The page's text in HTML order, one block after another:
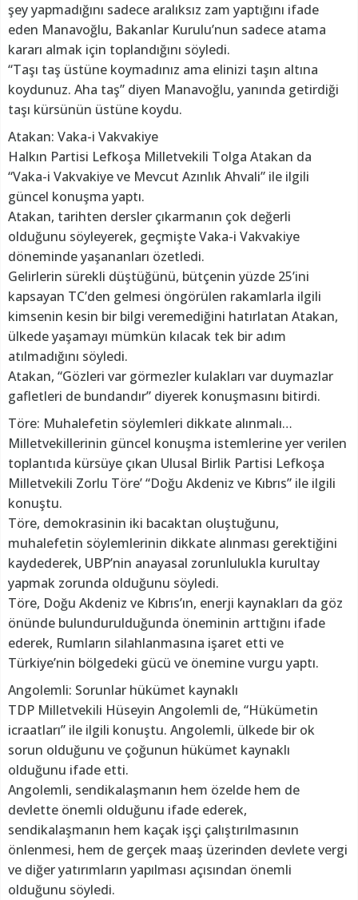
şey yapmadığını sadece aralıksız zam yaptığını ifade
eden Manavoğlu, Bakanlar Kurulu’nun sadece atama
kararı almak için toplandığını söyledi.
“Taşı taş üstüne koymadınız ama elinizi taşın altına
koydunuz. Aha taş” diyen Manavoğlu, yanında getirdiği
taşı kürsünün üstüne koydu.
Atakan: Vaka-i Vakvakiye
Halkın Partisi Lefkoşa Milletvekili Tolga Atakan da
“Vaka-i Vakvakiye ve Mevcut Azınlık Ahvali” ile ilgili
güncel konuşma yaptı.
Atakan, tarihten dersler çıkarmanın çok değerli
olduğunu söyleyerek, geçmişte Vaka-i Vakvakiye
döneminde yaşananları özetledi.
Gelirlerin sürekli düştüğünü, bütçenin yüzde 25’ini
kapsayan TC’den gelmesi öngörülen rakamlarla ilgili
kimsenin kesin bir bilgi veremediğini hatırlatan Atakan,
ülkede yaşamayı mümkün kılacak tek bir adım
atılmadığını söyledi.
Atakan, “Gözleri var görmezler kulakları var duymazlar
gafletleri de bundandır” diyerek konuşmasını bitirdi.
Töre: Muhalefetin söylemleri dikkate alınmalı…
Milletvekillerinin güncel konuşma istemlerine yer verilen
toplantıda kürsüye çıkan Ulusal Birlik Partisi Lefkoşa
Milletvekili Zorlu Töre’ “Doğu Akdeniz ve Kıbrıs” ile ilgili
konuştu.
Töre, demokrasinin iki bacaktan oluştuğunu,
muhalefetin söylemlerinin dikkate alınması gerektiğini
kaydederek, UBP’nin anayasal zorunlulukla kurultay
yapmak zorunda olduğunu söyledi.
Töre, Doğu Akdeniz ve Kıbrıs’ın, enerji kaynakları da göz
önünde bulundurulduğunda öneminin arttığını ifade
ederek, Rumların silahlanmasına işaret etti ve
Türkiye’nin bölgedeki gücü ve önemine vurgu yaptı.
Angolemli: Sorunlar hükümet kaynaklı
TDP Milletvekili Hüseyin Angolemli de, “Hükümetin
icraatları” ile ilgili konuştu. Angolemli, ülkede bir ok
sorun olduğunu ve çoğunun hükümet kaynaklı
olduğunu ifade etti.
Angolemli, sendikalaşmanın hem özelde hem de
devlette önemli olduğunu ifade ederek,
sendikalaşmanın hem kaçak işçi çalıştırılmasının
önlenmesi, hem de gerçek maaş üzerinden devlete vergi
ve diğer yatırımların yapılması açısından önemli
olduğunu söyledi.